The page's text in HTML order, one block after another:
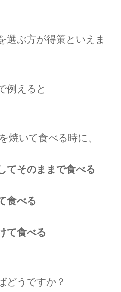
ぶ方が得策といえま
例えると
焼いて食べる時に、
てそのままで食べる
食べる
て食べる
どうですか？